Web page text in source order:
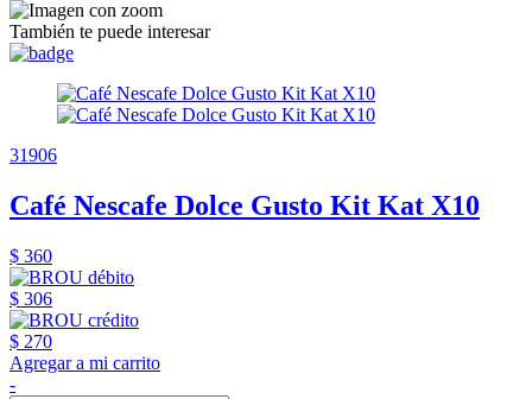
También te puede interesar
31906
Café Nescafe Dolce Gusto Kit Kat X10
$ 360
$ 306
$ 270
Agregar a mi carrito
-